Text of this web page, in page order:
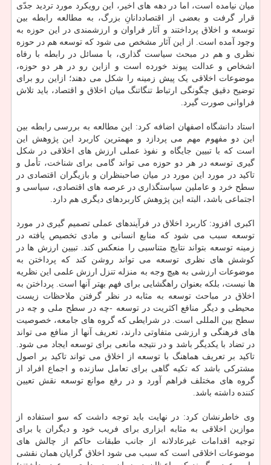
میان نیامده است، اما در دهه های اخیر، این رویکرد مورد تردید جدّی
قرار گرفت و بعضی از اقتصاددانانِ بزرگ، به مطالعه رابطه بین
توسعه و اخلاق پرداختند و آثار فراوان و ارزشمندی در این حوزه به
وجود آمده است. از این آثار مشخص می شود که توسعه هم در حوزه
نظری و هم در مبحث سیاست گذاری، با مسائل در رابطه با رفاه
اشخاص و عدالت پیوند خورده است و ازاین رو در هر دو حوزه،
موضوعات اخلاقی یک پیش زمینه را شکل می دهند؛ ازاین رو برای
توضیح دقیق چگونگی ارتباط تنگاتنگ میان اخلاق و اقتصاد، باید تلاش
فراوانی صورت گیرد.
استاد دانشگاه اصفهان اضافه کرد: این مطالعه به بررسی رابطه بین
این دو مفهوم مهم می پردازد و مهمترین کاربرد این پژوهش این
است که با تبیین جایگاه و نفوذ عملی ارزش های اخلاقی در شکل
گیری توسعه در هر دو حوزه می تواند گامی برای شناخت، تأمل و
تاکید در مورد این مورد در میان صاحبنظران و بازیگران اقتصادی در
سطح خرد و عاملین سیاستگذاری در عرصه های اقتصادی، سیاسی و
اجتماعی باشد، البته این پژوهش کاربردهای دیگری هم دارد.
اکبری افزود: کاربرد اخلاق در فرآیندهای عملی تصمیم گیری در مورد
توسعه سبب می شود که منابع انسانی و مادی تخصیص یافته در
زمینه توسعه بتواند نتایج متناسبی را منعکس کند. تبیین ارزش ها در
کوشش های نظری توسعه می تواند روشن کند که پرداختن به
موضوعات ارزشی به هیچ وجه به منزله تنزل ارزش علمی این نظریه
ها نیست، بلکه بعنوان راهگشایی برای فهم بهتر آنها است. پرداختن به
اخلاق در مباحث توسعه به مثابه در نظر گرفتن ملاحظات زیست
محیطی و دیگر منافع اکثریت در توسعه -چه در سطح ملی و چه در
سطح بین المللی است. در شرایطی که گروه های جامعه، خصوصیت
های فرهنگی و ارزشی متفاوتی دارند، تعریف آنها از منافع می تواند
در تضاد با یکدیگر باشد و در نتیجه مانعی برای توسعه ایجاد می شود.
تاکید بر تعریف هماهنگ با توسعه از اخلاق می تواند تاکید بر اصول
مشترکی باشد که تکیه گاهی برای تعامل سازنده و اجماع افراد از
گروه های مختلف فراهم آورد و در رفع موانع توسعه نقش تعیین
کننده داشته باشد.
وی خاطرنشان کرد: در نهایت باید توجه داشت که سو استفاده از
موازین اخلاقی به مثابه ابزاری برای فریب خود و دیگران یا برای
توجیه اقدامات غیرعادلانه از جانب طبقات حاکم از چالش های
موضوعات اخلاقی است که سبب می شود اخلاق گرایان همان نقشی